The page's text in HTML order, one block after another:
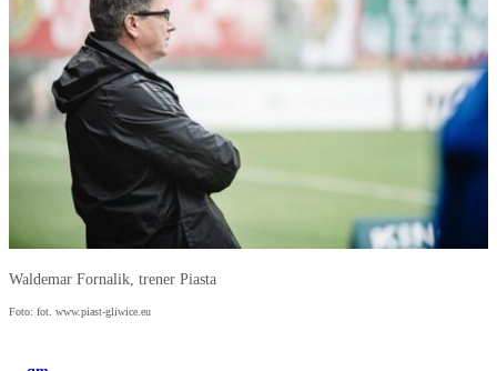
Waldemar Fornalik, trener Piasta
Foto: fot. www.piast-gliwice.eu